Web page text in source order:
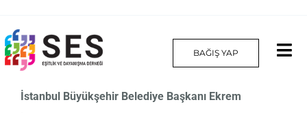
to
content
BAĞIŞ YAP
Hakkımızda
İstanbul Büyükşehir Belediye Başkanı Ekrem